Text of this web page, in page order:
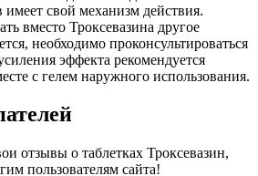
имеет свой механизм действия.
вместо Троксевазина другое
необходимо проконсультироваться
эффекта рекомендуется
с гелем наружного использования.
отзывы о таблетках Троксевазин,
пользователям сайта!